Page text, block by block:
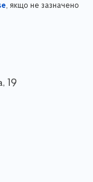
, якщо не зазначено
19